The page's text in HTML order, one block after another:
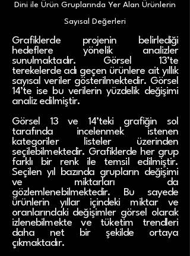
Dini ile Ürün Gruplarında Yer Alan Ürünlerin
Sayısal Değerleri
Grafiklerde projenin belirlediği
hedeflere yönelik analizler
sunulmaktadır. Görsel 13’te
terekelerde adı geçen ürünlere ait yıllık
sayısal veriler gösterilmektedir. Görsel
14’te ise bu verilerin yüzdelik değişimi
analiz edilmiştir.
Görsel 13 ve 14’teki grafiğin sol
tarafında incelenmek istenen
kategoriler listeler üzerinden
seçilebilmektedir. Grafiklerde her grup
farklı bir renk ile temsil edilmiştir.
Seçilen yıl bazında grupların değişimi
ve miktarları da
gözlemlenebilmektedir. Bu sayede
ürünlerin yıllar içindeki miktar ve
oranlarındaki değişimler görsel olarak
izlenebilmekte ve tüketim trendleri
daha net bir şekilde ortaya
çıkmaktadır.